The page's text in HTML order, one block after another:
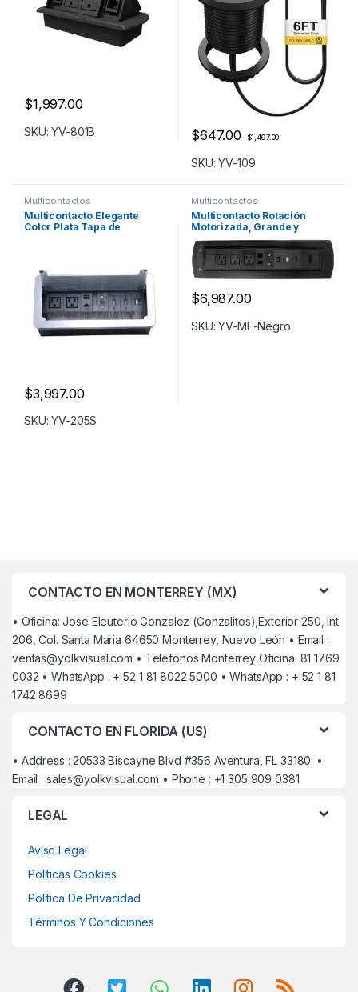
$1,997.00
SKU: YV-801B $647.00 $1,497.00
SKU: YV-109
Multicontactos
Multicontacto Elegante
Color Plata Tapa de
$3,997.00
SKU: YV-205S
Multicontactos
Multicontacto Rotación
Motorizada, Grande y
Elegante Para el que Busca
Lo Mejor YV-MF9UB
$6,987.00
SKU: YV-MF-Negro
CONTACTO EN MONTERREY (MX)
• Oficina: Jose Eleuterio Gonzalez (Gonzalitos),Exterior 250, Int
206, Col. Santa Maria 64650 Monterrey, Nuevo León • Email :
ventas@yolkvisual.com • Teléfonos Monterrey Oficina: 81 1769
0032 • WhatsApp : + 52 1 81 8022 5000 • WhatsApp : + 52 1 81
1742 8699
CONTACTO EN FLORIDA (US)
• Address : 20533 Biscayne Blvd #356 Aventura, FL 33180. •
Email : sales@yolkvisual.com • Phone : +1 305 909 0381
LEGAL
Aviso Legal
Políticas Cookies
Política De Privacidad
Términos Y Condiciones